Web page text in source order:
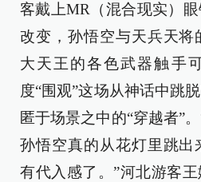
客戴上MR（混合现实）
改变，孙悟空与天兵天将
大天王的各色武器触手
度“围观”这场从神话中跳
匿于场景之中的“穿越者”
孙悟空真的从花灯里跳出
有代入感了。”河北游客